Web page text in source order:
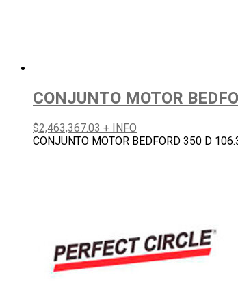
CONJUNTO MOTOR
$2,463,367.03 + INFO
CONJUNTO MOTOR BEDFORD 350 D